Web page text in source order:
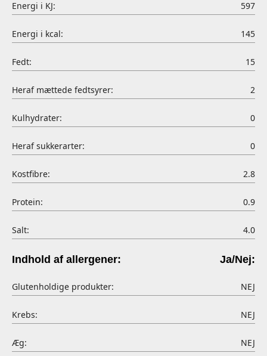
Energi i KJ: 597
Energi i kcal: 145
Fedt: 15
Heraf mættede fedtsyrer: 2
Kulhydrater: 0
Heraf sukkerarter: 0
Kostfibre: 2.8
Protein: 0.9
Salt: 4.0
Indhold af allergener: Ja/Nej:
Glutenholdige produkter: NEJ
Krebs: NEJ
Æg: NEJ